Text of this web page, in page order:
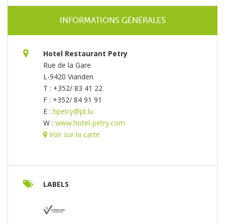
INFORMATIONS GÉNÉRALES
Hotel Restaurant Petry
Rue de la Gare
L-9420 Vianden
T : +352/ 83 41 22
F : +352/ 84 91 91
E : hpetry@pt.lu
W : www.hotel-petry.com
Voir sur la carte
LABELS